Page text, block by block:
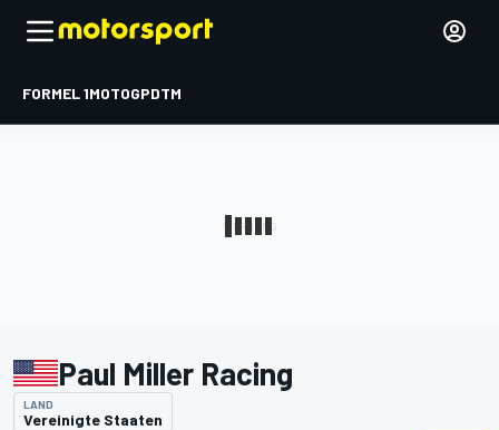
FORMEL 1MOTOGPDTM
Paul Miller Racing
LAND
Vereinigte Staaten